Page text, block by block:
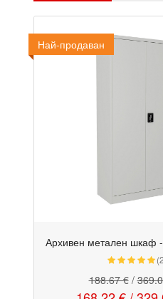
Промо
Най-продаван
Архивен метален шкаф
188.67 €/